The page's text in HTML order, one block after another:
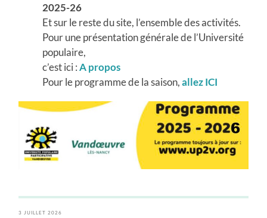
2025-26
Et sur le reste du site, l’ensemble des activités.
Pour une présentation générale de l’Université
populaire,
c’est ici :A propos
Pour le programme de la saison,allezICI
3 JUILLET 2026